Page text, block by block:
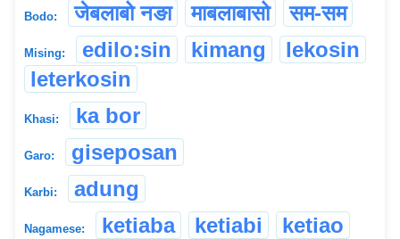
Bodo: जेबलाबो नङा माबलाबासो सम-सम
Mising: edilo:sin kimang
lekosin
leterkosin
Khasi: ka bor
Garo: giseposan
Karbi: adung
Nagamese: ketiaba ketiabi
ketiao